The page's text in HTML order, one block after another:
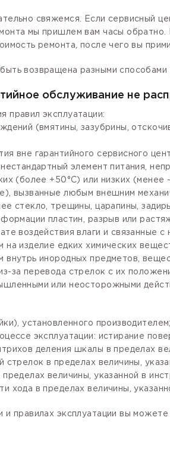
свяжемся. Если сервисный
мы пришлем вам часы
ремонта, после чего вы
возвращена разными способами
обслуживание не
правил эксплуатации:
(вмятины, зазубрины,
вне гарантийного сервисного
элемент питания,
(более +50°С) или низких (менее
вызванные любым внешним
стекло, трещины, царапины,
пластин, разрыв или
воздействия влаги и связанные
на изделие едких химических
внутрь инородных предметов,
за перевода стрелок с их
или неосторожными
установленного производителем;
эксплуатации: истирание
деления шкалы в пределах
стрелок в пределах величины,
величины, указанной в
хода в пределах величины,
и правилах эксплуатации вы